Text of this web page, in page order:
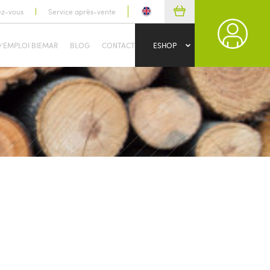
vous Service après-vente
BIEMAR BLOG CONTACT ESHOP